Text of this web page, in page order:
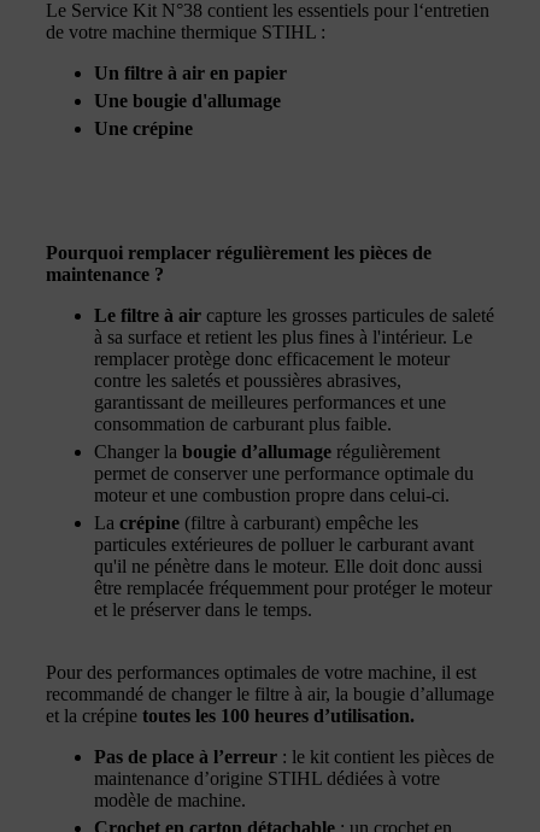
Le Service Kit N°38 contient les essentiels pour l‘entretien
de votre machine thermique STIHL :
Un filtre à air en papier
Une bougie d'allumage
Une crépine
Pourquoi remplacer régulièrement les pièces de
maintenance ?
Le filtre à air capture les grosses particules de saleté
à sa surface et retient les plus fines à l'intérieur. Le
remplacer protège donc efficacement le moteur
contre les saletés et poussières abrasives,
garantissant de meilleures performances et une
consommation de carburant plus faible.
Changer la bougie d’allumage régulièrement
permet de conserver une performance optimale du
moteur et une combustion propre dans celui-ci.
La crépine (filtre à carburant) empêche les
particules extérieures de polluer le carburant avant
qu'il ne pénètre dans le moteur. Elle doit donc aussi
être remplacée fréquemment pour protéger le moteur
et le préserver dans le temps.
Pour des performances optimales de votre machine, il est
recommandé de changer le filtre à air, la bougie d’allumage
et la crépine toutes les 100 heures d’utilisation.
Pas de place à l’erreur : le kit contient les pièces de
maintenance d’origine STIHL dédiées à votre
modèle de machine.
Crochet en carton détachable : un crochet en